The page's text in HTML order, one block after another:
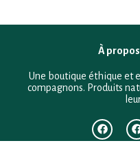
À
Une boutique éthique et
compagnons. Produits